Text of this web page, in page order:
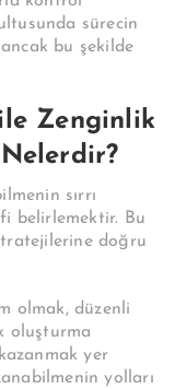
sürecin
bu şekilde
Zenginlik
sırrı
belirlemektir. Bu
doğru
olmak, düzenli
oluşturma
yer
yolları